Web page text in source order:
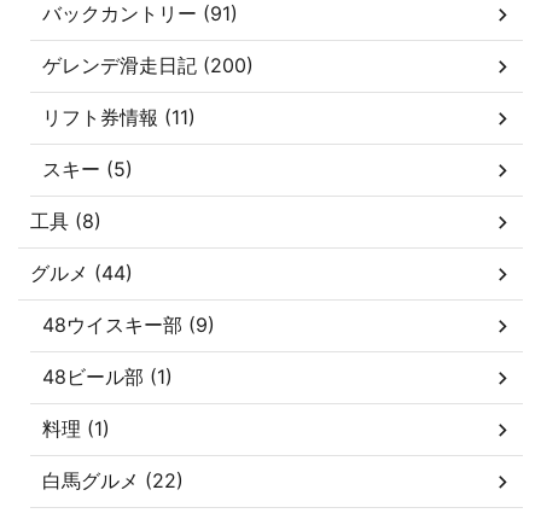
バックカントリー (91)
ゲレンデ滑走日記 (200)
リフト券情報 (11)
スキー (5)
工具 (8)
グルメ (44)
48ウイスキー部 (9)
48ビール部 (1)
料理 (1)
白馬グルメ (22)